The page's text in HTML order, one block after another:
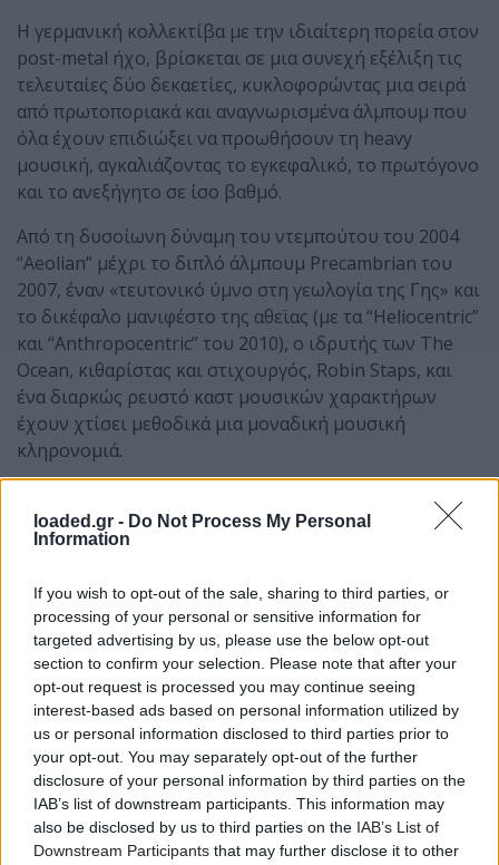
loaded.gr - Do Not Process My Personal
Information
If you wish to opt-out of the sale, sharing to third parties, or
processing of your personal or sensitive information for
targeted advertising by us, please use the below opt-out
section to confirm your selection. Please note that after your
opt-out request is processed you may continue seeing
interest-based ads based on personal information utilized by
us or personal information disclosed to third parties prior to
your opt-out. You may separately opt-out of the further
disclosure of your personal information by third parties on the
IAB’s list of downstream participants. This information may
also be disclosed by us to third parties on the IAB’s List of
Downstream Participants that may further disclose it to other
H γερμανική κολλεκτίβα με την ιδιαίτερη πορεία στον
post-metal ήχο, βρίσκεται σε μια συνεχή εξέλιξη τις
τελευταίες δύο δεκαετίες, κυκλοφορώντας μια σειρά
από πρωτοποριακά και αναγνωρισμένα άλμπουμ που
όλα έχουν επιδιώξει να προωθήσουν τη heavy
μουσική, αγκαλιάζοντας το εγκεφαλικό, το πρωτόγονο
και το ανεξήγητο σε ίσο βαθμό.
Από τη δυσοίωνη δύναμη του ντεμπούτου του 2004
“Aeolian” μέχρι το διπλό άλμπουμ Precambrian του
2007, έναν «τευτονικό ύμνο στη γεωλογία της Γης» και
το δικέφαλο μανιφέστο της αθεϊας (με τα “Heliocentric”
και “Anthropocentric” του 2010), ο ιδρυτής των The
Ocean, κιθαρίστας και στιχουργός, Robin Staps, και
ένα διαρκώς ρευστό καστ μουσικών χαρακτήρων
έχουν χτίσει μεθοδικά μια μοναδική μουσική
κληρονομιά.
album τους “Solaris”, εμπνευσμένο από την μαγική
ομώνυμη ταινία του Αντρέι Ταρκόφσκι, η οποία
Στη συναυλία της Αθήνας, θα παρουσιάσουν τον νέο
δίσκο, καθώς και υλικό από ολόκληρη τη δισκογραφία
τους.
Οι Βέλγοι Psychonaut, με αρκετά EP στο ενεργητικό
τους την τελευταία δεκαετία, κυκλοφόρησαν πέρυσι
το ντεμπούτο άλμπουμ τους “World Maker”. Με βαση
τα γιγαντιαία riff, τους τιμωρητικούς πολυρρυθμούς
και τη ερμηνευτική δύναμη του Stefan De Graef,
δημιουργούν ένα ευρύ φάσμα στο World Maker που